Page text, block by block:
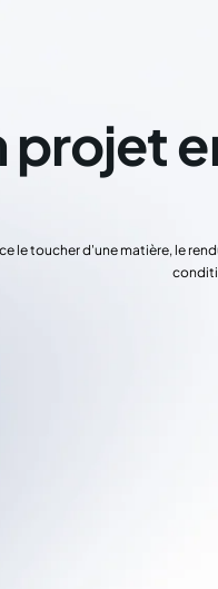
projet
le toucher d'une matière, le